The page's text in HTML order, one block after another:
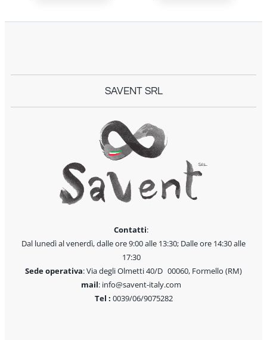
SAVENT SRL
Contatti:
Dal lunedì al venerdì, dalle ore 9:00 alle 13:30; Dalle ore 14:30 alle
17:30
Sede operativa: Via degli Olmetti 40/D 00060, Formello (RM)
mail: info@savent-italy.com
Tel : 0039/06/9075282